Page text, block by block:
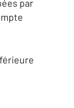
par